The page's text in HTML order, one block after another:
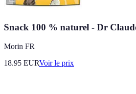
Snack 100 % naturel - Dr
Morin FR
18.95 EURVoir le prix